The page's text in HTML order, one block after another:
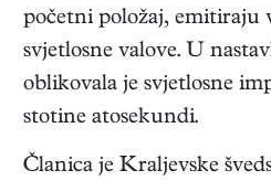
početni položaj, emitiraju
svjetlosne valove. U
oblikovala je svjetlosne
stotine atosekundi.
Članica je Kraljevske